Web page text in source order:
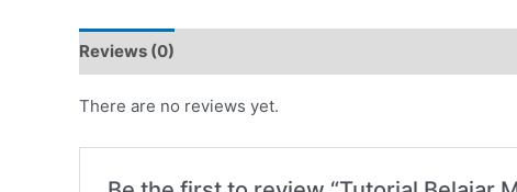
Reviews (0)
There are no reviews yet.